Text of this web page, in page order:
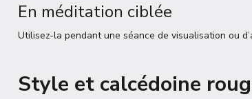
En méditation ciblée
Utilisez-la pendant une séance de visualisation ou
Style et calcédoine